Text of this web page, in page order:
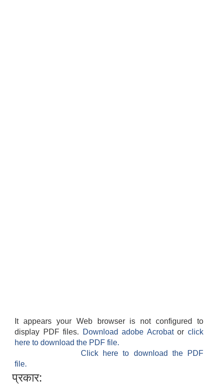
It appears your Web browser is not configured to
display PDF files.
Download adobe Acrobatorclick
here to download the PDF file.
Click here to download the PDF
file.
प्रकार: